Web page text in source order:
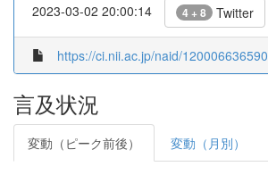
2023-03-02 20:00:14 4 + 8 Twitter
https://ci.nii.ac.jp/naid/120006636590
言及状況
変動（ピーク前後） 変動（月別）